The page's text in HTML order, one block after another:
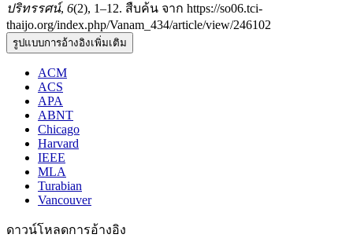
ปริทรรศน์, 6(2), 1–12. สืบค้น จาก https://so06.tci-
thaijo.org/index.php/Vanam_434/article/view/246102
รูปแบบการอ้างอิงเพิ่มเติม
ACM
ACS
APA
ABNT
Chicago
Harvard
IEEE
MLA
Turabian
Vancouver
ดาวน์โหลดการอ้างอิง